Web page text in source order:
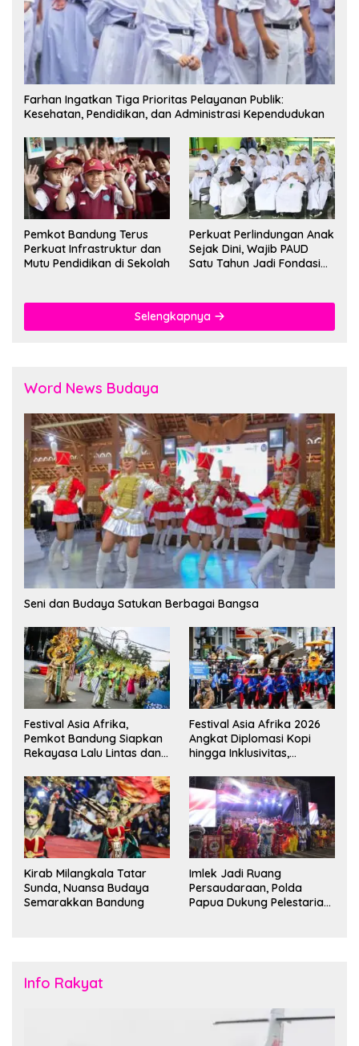
Farhan Ingatkan Tiga Prioritas Pelayanan Publik:
Kesehatan, Pendidikan, dan Administrasi Kependudukan
Pemkot Bandung Terus
Perkuat Infrastruktur dan
Mutu Pendidikan di Sekolah
Perkuat Perlindungan Anak
Sejak Dini, Wajib PAUD
Satu Tahun Jadi Fondasi
Selengkapnya
Word News Budaya
Seni dan Budaya Satukan Berbagai Bangsa
Festival Asia Afrika,
Pemkot Bandung Siapkan
Rekayasa Lalu Lintas dan
Festival Asia Afrika 2026
Angkat Diplomasi Kopi
hingga Inklusivitas,
Duta Besar
Kirab Milangkala Tatar
Sunda, Nuansa Budaya
Semarakkan Bandung
Imlek Jadi Ruang
Persaudaraan, Polda
Papua Dukung Pelestarian
Info Rakyat